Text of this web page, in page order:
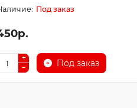
Под заказ
Под заказ